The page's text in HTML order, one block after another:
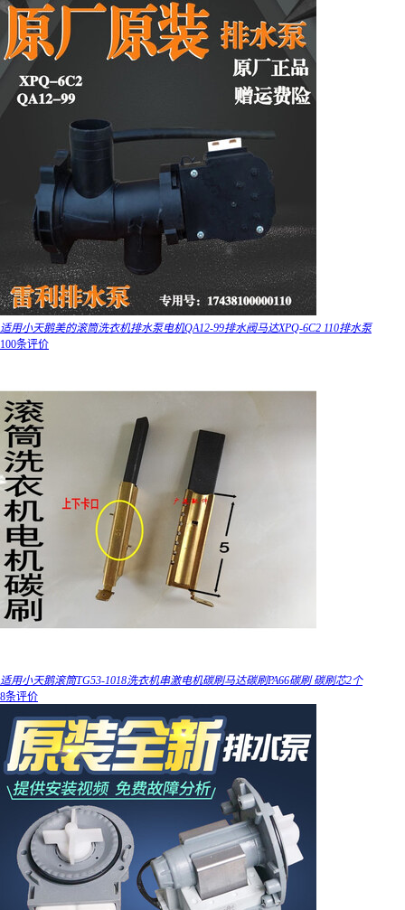
适用小天鹅美的滚筒洗衣机排水泵电机QA12-99排水阀马达XPQ-6C2 110排水泵
100条评价
适用小天鹅滚筒TG53-1018洗衣机串激电机碳刷马达碳刷PA66碳刷 碳刷芯2个
8条评价